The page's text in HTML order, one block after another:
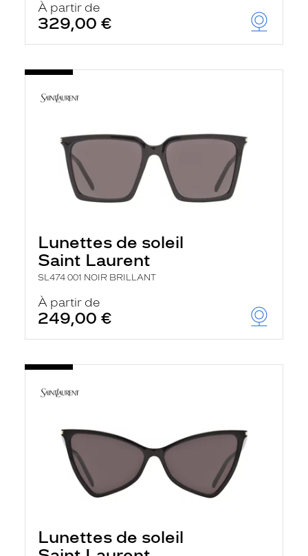
À partir de
329,00 €
Lunettes de soleil
Saint Laurent
SL474 001 NOIR BRILLANT
À partir de
249,00 €
Lunettes de soleil